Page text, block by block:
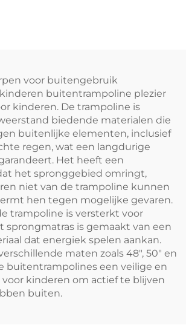
voor buitengebruik
buitentrampoline plezier
kinderen. De trampoline is
biedende materialen die
buitenlijke elementen, inclusief
regen, wat een langdurige
Het heeft een
het spronggebied omringt,
niet van de trampoline kunnen
hen tegen mogelijke gevaren.
trampoline is versterkt voor
sprongmatras is gemaakt van een
dat energiek spelen aankan.
maten zoals 48", 50" en
buitentrampolines een veilige en
kinderen om actief te blijven
buiten.